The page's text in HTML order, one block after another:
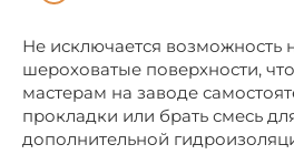
Не исключается возможность
шероховатые поверхности,
мастерам на заводе
прокладки или брать смесь
дополнительной